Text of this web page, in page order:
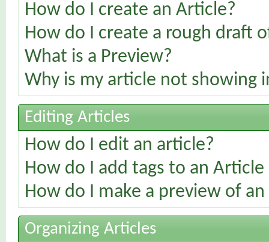
How do I create an Article?
How do I create a rough draft
What is a Preview?
Why is my article not showing
Editing Articles
How do I edit an article?
How do I add tags to an Article
How do I make a preview of
Organizing Articles